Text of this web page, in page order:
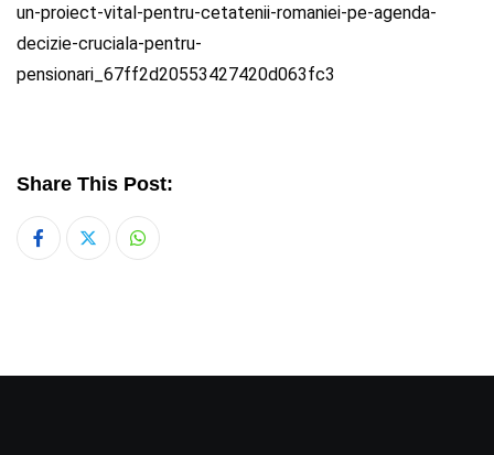
un-proiect-vital-pentru-cetatenii-romaniei-pe-agenda-
decizie-cruciala-pentru-
pensionari_67ff2d20553427420d063fc3
Share This Post:
Whatsapp